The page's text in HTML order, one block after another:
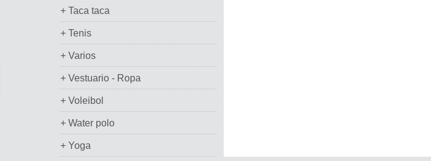
+ Taca taca
+ Tenis
+ Varios
+ Vestuario - Ropa
+ Voleibol
+ Water polo
+ Yoga